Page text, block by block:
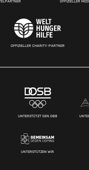
OFFIZIELLER
OFFIZIELLER CHARITY-PARTNER
UNTERSTÜTZT DEN DBB
UNTERSTÜTZEN WIR